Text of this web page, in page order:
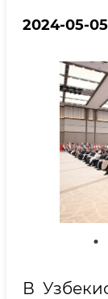
2024-05-
В